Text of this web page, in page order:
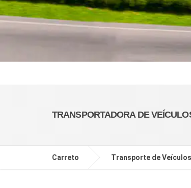
TRANSPORTADORA DE
Carreto Transporte de Veículos